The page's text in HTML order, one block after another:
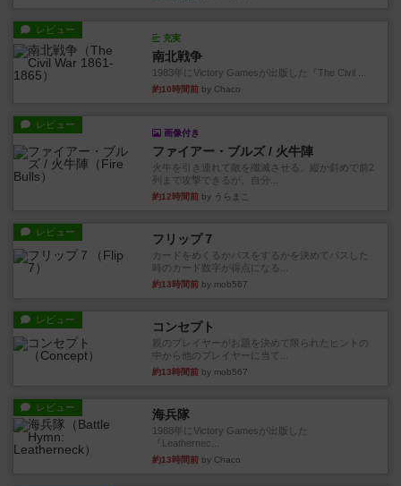
レビュー
充実
南北戦争
1983年にVictory Gamesが出版した『The Civil ...
約10時間前 by Chaco
レビュー
画像付き
ファイアー・ブルズ / 火牛陣
火牛を引き連れて敵を殲滅させる。縦か斜めで前2
列まで攻撃できるが、自分...
約12時間前 by うらまこ
レビュー フリップ７
カードをめくるかパスをするかを決めてパスした
時のカード数字が得点になる...
約13時間前 by mob567
レビュー コンセプト
親のプレイヤーがお題を決めて限られたヒントの
中から他のプレイヤーに当て...
約13時間前 by mob567
レビュー 海兵隊
1988年にVictory Gamesが出版した
『Leathernec...
約13時間前 by Chaco